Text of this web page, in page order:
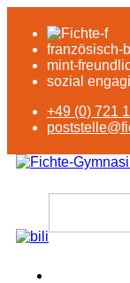
französisch-
mint-
sozial
+49 (0) 721